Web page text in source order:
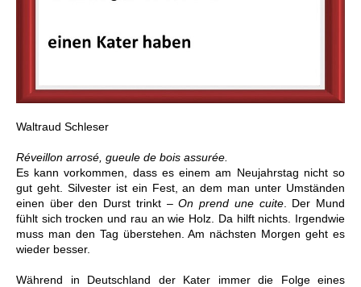
Waltraud Schleser
Réveillon arrosé, gueule de bois assurée.
Es kann vorkommen, dass es einem am Neujahrstag nicht so
gut geht. Silvester ist ein Fest, an dem man unter Umständen
einen über den Durst trinkt –On prend une cuite. Der Mund
fühlt sich trocken und rau an wie Holz. Da hilft nichts. Irgendwie
muss man den Tag überstehen. Am nächsten Morgen geht es
wieder besser.
Während in Deutschland der Kater immer die Folge eines